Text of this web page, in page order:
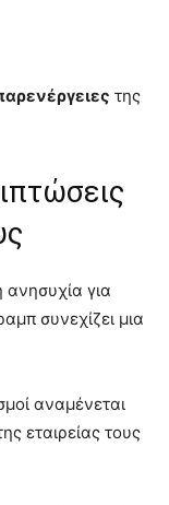
της
ανησυχία για
συνεχίζει μια
αναμένεται
εταιρείας τους